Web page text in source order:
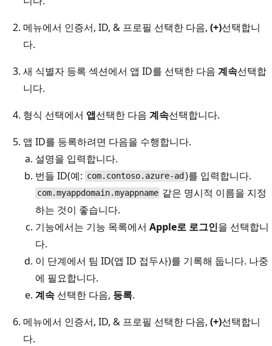
메뉴에서 인증서, ID, & 프로필 선택한 다음, (+)선택합니
다.
새 식별자 등록 섹션에서 앱 ID를 선택한 다음 계속선택합
니다.
형식 선택에서 앱선택한 다음 계속선택합니다.
앱 ID를 등록하려면 다음을 수행합니다.
설명을 입력합니다.
번들 ID(예: com.contoso.azure-ad )를 입력합니다.
com.myappdomain.myappname 같은 명시적 이름을 지정
하는 것이 좋습니다.
기능에서는 기능 목록에서 Apple로 로그인을 선택합니
다.
이 단계에서 팀 ID(앱 ID 접두사)를 기록해 둡니다. 나중
에 필요합니다.
계속 선택한 다음, 등록.
메뉴에서 인증서, ID, & 프로필 선택한 다음, (+)선택합니
다.